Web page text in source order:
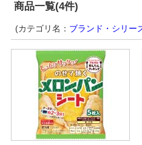
商品一覧(4件)
(カテゴリ名： ブランド・シリー